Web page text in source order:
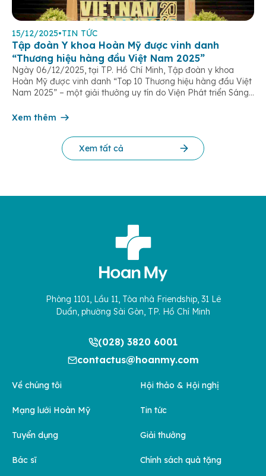
15/12/2025•TIN TỨC
Tập đoàn Y khoa Hoàn Mỹ được vinh danh
“Thương hiệu hàng đầu Việt Nam 2025”
Ngày 06/12/2025, tại TP. Hồ Chí Minh, Tập đoàn y khoa
Hoàn Mỹ được vinh danh “Top 10 Thương hiệu hàng đầu Việt
Nam 2025” – một giải thưởng uy tín do Viện Phát triển Sáng
cứu Phát triển Doanh nghiệp Châu Á […]
Xem thêm
Xem tất cả
Phòng 1101, Lầu 11, Tòa nhà Friendship, 31 Lê
Duẩn, phường Sài Gòn, TP. Hồ Chí Minh
(028) 3820 6001
contactus@hoanmy.com
Về chúng tôi
Mạng lưới Hoàn Mỹ
Tuyển dụng
Bác sĩ
Hội thảo & Hội nghị
Tin tức
Giải thưởng
Chính sách quà tặng